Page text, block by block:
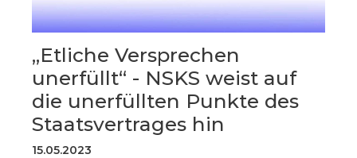
„Etliche Versprechen
unerfüllt“ - NSKS weist auf
die unerfüllten Punkte des
Staatsvertrages hin
15.05.2023